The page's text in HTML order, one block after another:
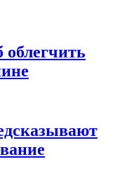
облегчить